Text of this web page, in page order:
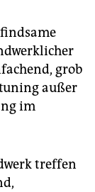
grob
außer
im
treffen